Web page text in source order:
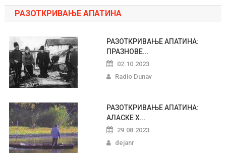
РАЗОТКРИВАЊЕ АПАТИНА
РАЗОТКРИВАЊЕ АПАТИНА:
ПРАЗНОВЕ...
02.10.2023.
Radio Dunav
РАЗОТКРИВАЊЕ АПАТИНА:
АЛАСКЕ Х...
29.08.2023.
dejanr